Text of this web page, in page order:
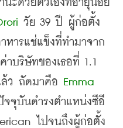
นะด้วยตัวเองที่อายุน้อย
วัย 39 ปี ผู้ก่อตั้ง
หารแช่แข็งที่ทำมาจาก
บริษัทของเธอที่
ว ถัดมาคือ Emma
จุบันดำรงตำแหน่งซีอี
ไปจนถึงผู้ก่อตั้ง